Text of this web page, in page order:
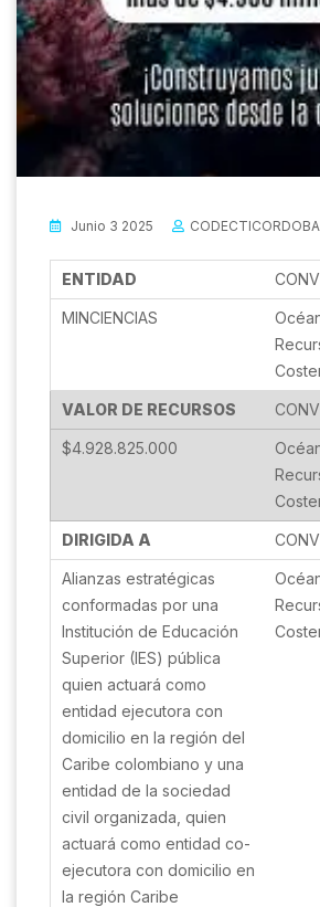
Junio 3 2025 CODECTICORDOBA
ENTIDAD
MINCIENCIAS
VALOR DE RECURSOS
$4.928.825.000
DIRIGIDA A
Alianzas estratégicas
conformadas por una
Institución de Educación
Superior (IES) pública
quien actuará como
entidad ejecutora con
domicilio en la región del
Caribe colombiano y una
entidad de la sociedad
civil organizada, quien
actuará como entidad co-
ejecutora con domicilio en
la región Caribe